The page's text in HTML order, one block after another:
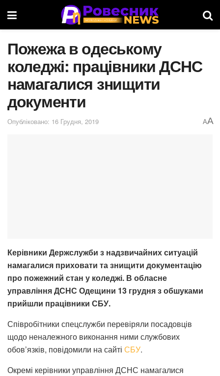
Пожежа в одеському
коледжі: працівники ДСНС
намагалися знищити
документи
Опубліковано: 16 Грудня, 2019 AA
Керівники Держслужби з надзвичайних ситуацій
намагалися приховати та знищити документацію
про пожежний стан у коледжі. В обласне
управління ДСНС Одещини 13 грудня з обшуками
прийшли працівники СБУ.
Співробітники спецслужби перевіряли посадовців
щодо неналежного виконання ними службових
обов’язків, повідомили на сайті СБУ.
Окремі керівники управління ДСНС намагалися